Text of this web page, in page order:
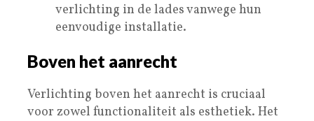
verlichting in de lades vanwege hun
eenvoudige installatie.
Boven het aanrecht
Verlichting boven het aanrecht is cruciaal
voor zowel functionaliteit als esthetiek. Het